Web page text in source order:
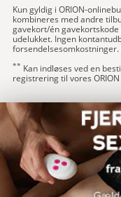
Kun gyldig i ORION-
kombineres med andre
gavekort/én
udelukket. Ingen
** Kan indløses ved en
registrering til vores